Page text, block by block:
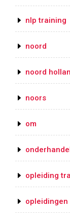
nlp training
noord
noord
noors
om
opleiding
opleidingen